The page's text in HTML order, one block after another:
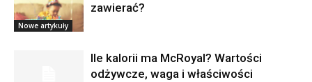
Nowe artykuły
zawierać?
Ile kalorii ma McRoyal? Wartości
odżywcze, waga i właściwości